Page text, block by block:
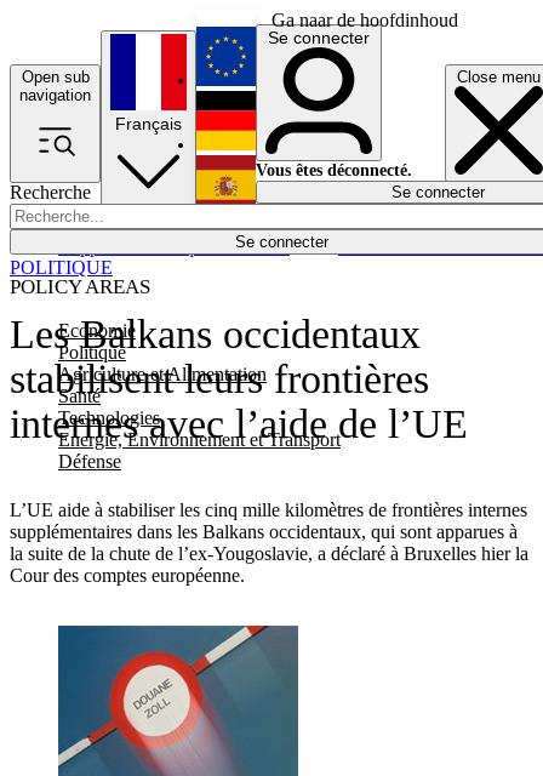
Ga naar de hoofdinhoud
Open sub
navigation
Close menu
Recherche
Se connecter
POLICY AREAS
Economie
Politique
Agriculture et Alimentation
Santé
Technologies
Energie, Environnement et Transport
Défense
Économie
Français
English
Deutsch
Español
Se connecter
Vous êtes déconnecté.
Se connecter
Les Balkans occidentaux
stabilisent leurs frontières
internes avec l’aide de l’UE
L’UE aide à stabiliser les cinq mille kilomètres de frontières internes
supplémentaires dans les Balkans occidentaux, qui sont apparues à
la suite de la chute de l’ex-Yougoslavie, a déclaré à Bruxelles hier la
Cour des comptes européenne.
POLITIQUE